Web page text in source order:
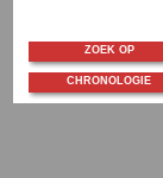
ZOEK OP
CHRONOLOGIE